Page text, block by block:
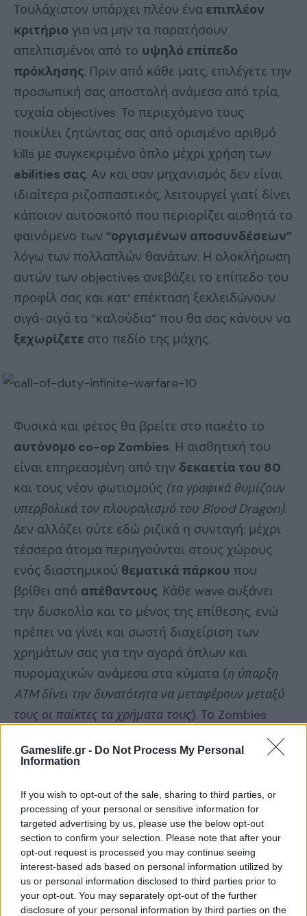
Gameslife.gr - Do Not Process My Personal
Information
If you wish to opt-out of the sale, sharing to third parties, or
processing of your personal or sensitive information for
targeted advertising by us, please use the below opt-out
section to confirm your selection. Please note that after your
opt-out request is processed you may continue seeing
interest-based ads based on personal information utilized by
us or personal information disclosed to third parties prior to
your opt-out. You may separately opt-out of the further
disclosure of your personal information by third parties on the
Τουλάχιστον υπάρχει πλέον ένα επιπλέον
κριτήριο για να μην τα παρατήσουν
απελπισμένοι από το υψηλό επίπεδο
πρόκλησης. Πριν από κάθε ματς, επιλέγετε την
προσωπική σας αποστολή ανάμεσα από τρία,
τυχαία objectives. Το περιεχόμενο τους
ποικίλει ζητώντας σας από ορισμένο αριθμό
kills με συγκεκριμένο όπλο μέχρι χρήση των
abilities σας. Αν και σαν μηχανισμός δεν είναι
ιδιαίτερα ριζοσπαστικός, λειτουργεί γιατί δίνει
κάποιον αυτοσκοπό που περιορίζει αισθητά το
φαινόμενο των “οργισμένων αποσυνδέσεων”
λόγω των πολλαπλών θανάτων. Η ολοκλήρωση
αυτών των objectives ανεβάζει το επίπεδο του
προφίλ σας και κατ’ επέκταση ξεκλειδώνουν
σιγά-σιγά τα “καλούδια” που θα σας κάνουν να
ξεχωρίζετε στο πεδίο της μάχης.
Φυσικά και φέτος θα βρείτε στο πακέτο το
αυτόνομο co-op Zombies. Η αισθητική του
είναι επηρεασμένη από την δεκαετία του 80
και τους νέον φωτισμούς (τα γραφικά θυμίζουν
υπερβολικά τον πλουραλισμό του Blood Dragon).
Δεν αλλάζει ούτε εδώ ριζικά η συνταγή: μέχρι
τέσσερα άτομα περιηγούνται στους χώρους
ενός διαστημικού θεματικά πάρκου που
βρίθει από απέθαντους. Κάθε wave αυξάνει
την δυσκολία και το μένος της επίθεσης, ενώ
πρέπει να γίνει και σωστή διαχείριση των
χρημάτων σας για την αγορά όπλων και
πυρομαχικών ανάμεσα στα κύματα (η ύπαρξη
ATM δίνει την δυνατότητα να μεταφέρουν μεταξύ
τους οι παίκτες τα χρήματα τους). Το Zombies
, ιδιαίτερα εάν παίζετε
με τους φίλους σας.
Συνολικά, το Call of Duty: Infinite Warfare μας
«έπεισε» φέτος, προσφέροντας ένα δεμένο
πακέτο που περιλαμβάνει κάτι για όλους… Θα
θέλαμε λίγο μεγαλύτερη διάρκεια στο